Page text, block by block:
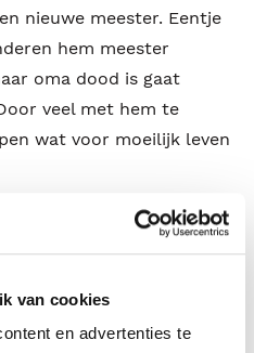
van cookies
en advertenties te
nieuwe meester. Eentje
hem meester
oma dood is gaat
veel met hem te
wat voor moeilijk leven
omdat Tom dat
van. Maar ze